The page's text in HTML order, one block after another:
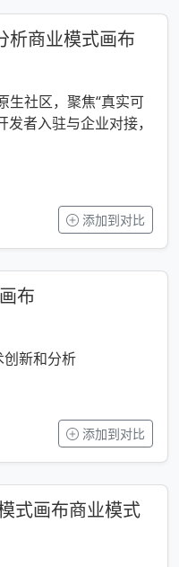
析商业模式画布
生社区，聚焦“真实可
者入驻与企业对接，
添加到对比
布
新和分析
添加到对比
式画布商业模式